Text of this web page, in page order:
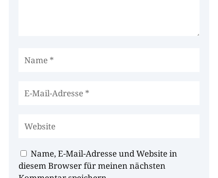
Name, E-Mail-Adresse und Website in
diesem Browser für meinen nächsten